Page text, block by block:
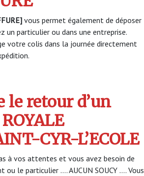
vous permet également de déposer
un particulier ou dans une entreprise.
votre colis dans la journée directement
le retour d’un
CYR-L’ECOLE
à vos attentes et vous avez besoin de
le particulier …. AUCUN SOUCY …. Vous